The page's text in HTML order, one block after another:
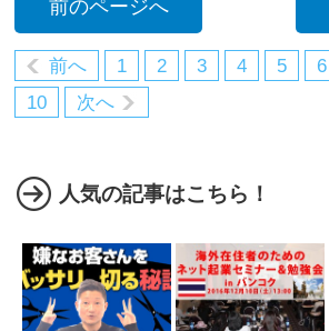
前のページへ
前へ 1 2 3 4 5 6
10
次へ
人気の記事はこちら！